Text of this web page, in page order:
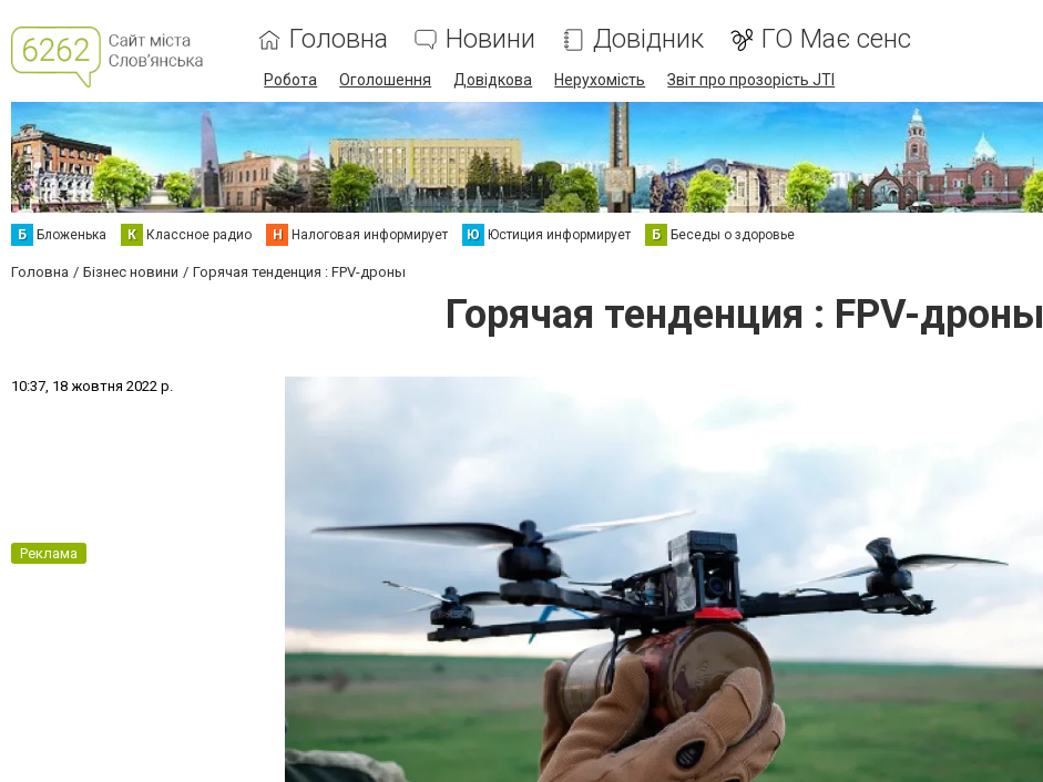
Головна Новини Довідник ГО Має сенс
Робота Оголошення Довідкова Нерухомість Звіт про прозорість JTI
Б Бложенька К Классное радио Н Налоговая информирует Ю Юстиция информирует Б Беседы о здоровье
Головна Бізнес новини Горячая тенденция : FPV-дроны
Горячая тенденция : FPV-дроны
10:37, 18 жовтня 2022 р.
Реклама